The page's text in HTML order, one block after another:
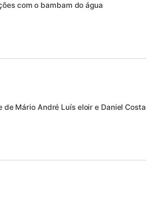
com o bambam do água
Mário André Luís eloir e Daniel Costa